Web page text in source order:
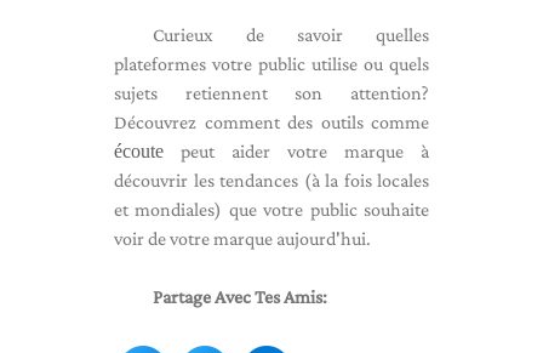
Curieux de savoir quelles
plateformes votre public utilise ou quels
sujets retiennent son attention?
Découvrez comment des outils comme
écoute peut aider votre marque à
découvrir les tendances (à la fois locales
et mondiales) que votre public souhaite
voir de votre marque aujourd'hui.
Partage Avec Tes Amis: